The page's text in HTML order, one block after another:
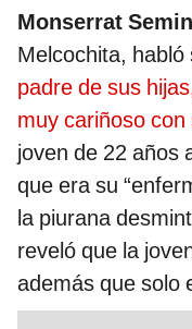
Monserrat
Melcochita,
padre de sus
muy cariñoso
joven de 22 años
que era su
la piurana
reveló que la
además que solo